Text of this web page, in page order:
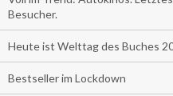
Besucher.
Heute ist Welttag des Buches
Bestseller im Lockdown